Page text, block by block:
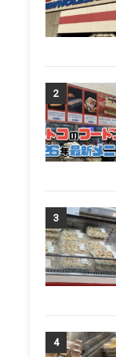
2
3
4